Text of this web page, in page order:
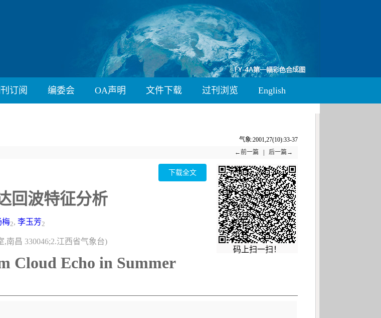
订阅 编委会 OA声明 文件下载 过刊浏览 English
气象:2001,27(10):33-37
←前一篇 后一篇→
码上扫一扫！
下载全文
回波特征分析
梅2, 李玉芳2
南昌 330046;2.江西省气象台)
Cloud Echo in Summer